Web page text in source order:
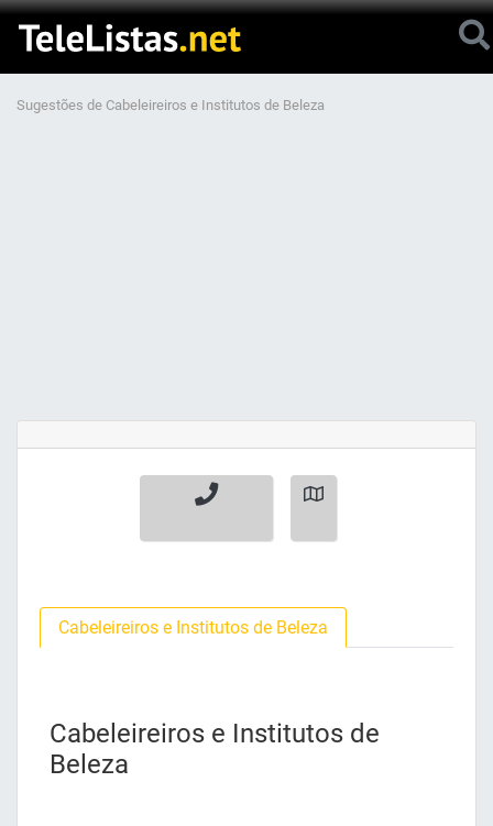
Sugestões de Cabeleireiros e Institutos de Beleza
Cabeleireiros e Institutos de Beleza
Cabeleireiros e Institutos de
Beleza